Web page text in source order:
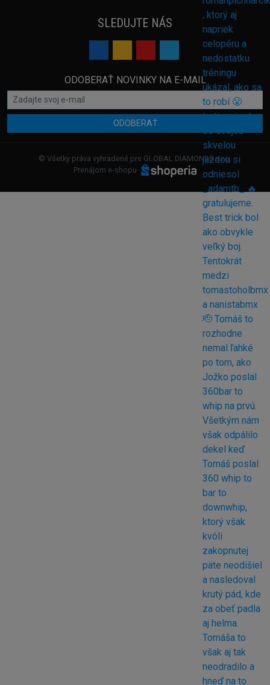
SLEDUJTE NÁS
ODOBERAŤ NOVINKY NA E-MAIL
ODOBERAŤ
© Všetky práva vyhradené pre GLOBAL DIAMONDS s.r.o.
Prenájom e-shopu